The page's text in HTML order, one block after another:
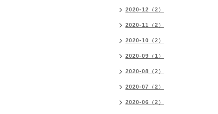
2020-12（2）
2020-11（2）
2020-10（2）
2020-09（1）
2020-08（2）
2020-07（2）
2020-06（2）